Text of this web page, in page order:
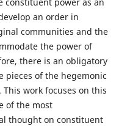
an order in
communities and the
the power of
there is an obligatory
pieces of the hegemonic
work focuses on this
of the most
thought on constituent